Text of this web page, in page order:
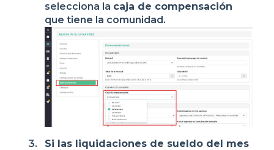
selecciona la caja de compensación
que tiene la comunidad.
Si las liquidaciones de sueldo del mes